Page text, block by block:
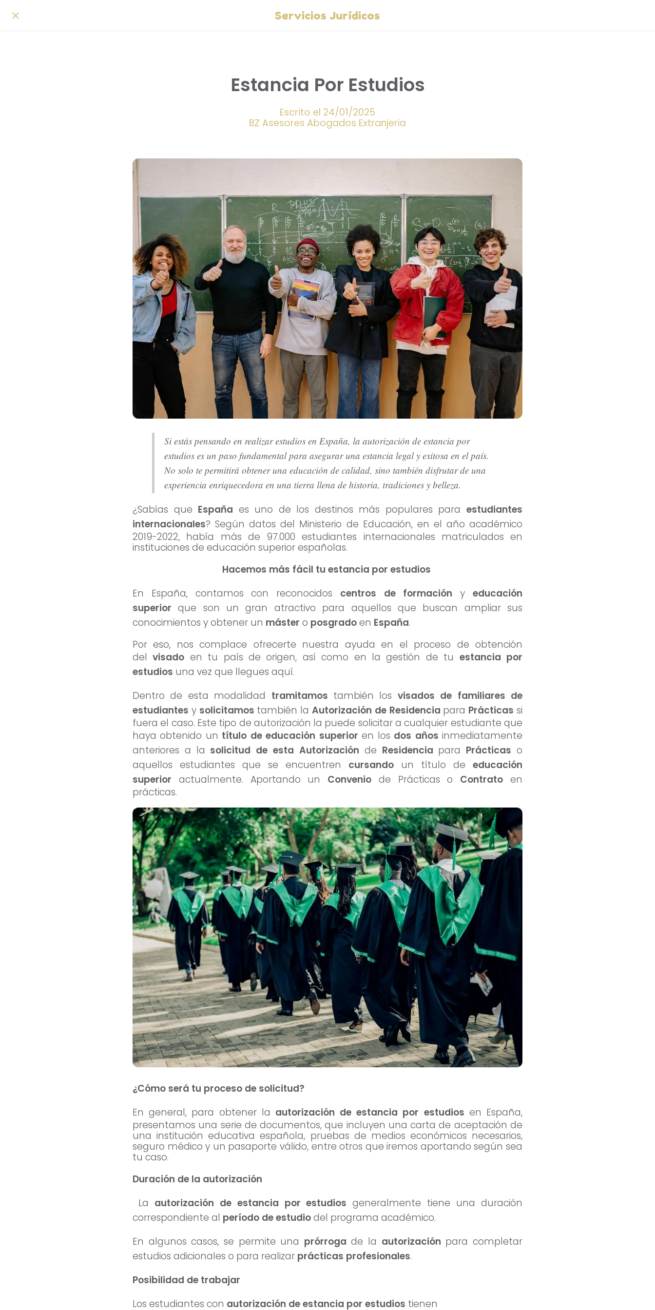
Servicios Jurídicos
Estancia Por Estudios
Escrito el 24/01/2025
BZ Asesores Abogados Extranjeria
Si estás pensando en realizar estudios en España, la autorización de estancia por
estudios es un paso fundamental para asegurar una estancia legal y exitosa en el país.
No solo te permitirá obtener una educación de calidad, sino también disfrutar de una
experiencia enriquecedora en una tierra llena de historia, tradiciones y belleza.
¿Sabías que España es uno de los destinos más populares paraestudiantes
internacionales? Según datos del Ministerio de Educación, en el año académico
2019-2022, había más de 97.000 estudiantes internacionales matriculados en
instituciones de educación superior españolas.
Hacemos más fácil tu estancia por estudios
En España, contamos con reconocidos centros de formaciónyeducación
superior que son un gran atractivo para aquellos que buscan ampliar sus
conocimientos y obtener un máster o posgradoen España.
Por eso, nos complace ofrecerte nuestra ayuda en el proceso de obtención
del visado en tu país de origen, así como en la gestión de tu estancia por
estudios una vez que llegues aquí.
Dentro de esta modalidad tramitamos también los visados ​​de familiares de
estudiantes y solicitamos también la Autorización de Residencia para Prácticassi
fuera el caso. Este tipo de autorización la puede solicitar a cualquier estudiante que
haya obtenido un título de educación superior en los dos años inmediatamente
anteriores a la solicitud de esta Autorización de Residencia para Prácticaso
aquellos estudiantes que se encuentren cursando un título de educación
superior actualmente. Aportando un Convenio de Prácticas o Contratoen
prácticas.
¿Cómo será tu proceso de solicitud?
En general, para obtener la autorización de estancia por estudios en España,
presentamos una serie de documentos, que incluyen una carta de aceptación de
una institución educativa española, pruebas de medios económicos necesarios,
seguro médico y un pasaporte válido, entre otros que iremos aportando según sea
tu caso.
Duración de la autorización
La autorización de estancia por estudios generalmente tiene una duración
correspondiente al período de estudiodel programa académico.
En algunos casos, se permite una prórrogade la autorización para completar
estudios adicionales o para realizar prácticas profesionales.
Posibilidad de trabajar
Los estudiantes con autorización de estancia por estudios tienen